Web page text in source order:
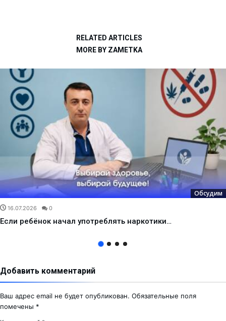
RELATED ARTICLES
MORE BY ZAMETKA
Обсудим
16.07.2026 0
Если ребёнок начал употреблять наркотики…
Добавить комментарий
Ваш адрес email не будет опубликован. Обязательные поля
помечены *